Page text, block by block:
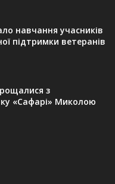
навчання учасників
підтримки ветеранів
з
«Сафарі» Миколою